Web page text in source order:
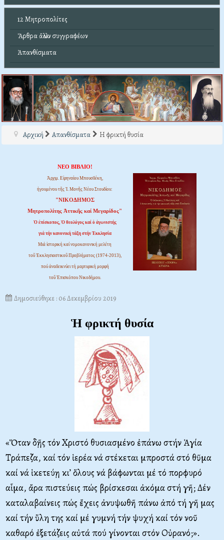
12 Μητροπολίτες
Ἄρθρα ἄλλων συγγραφέων
Ἀπανθίσματα
Αρχική Απανθίσματα Η φρικτή θυσία
ΝΕΟ ΒΙΒΛΙΟ!
Ἀρχιμ. Εἰρηναίου Μπουσδέκη,
ἡγουμένου τῆς Ἱ. Μονῆς Νέου Στουδίου:
"ΝΙΚΟΔΗΜΟΣ
Μητροπολίτης Ἀττικῆς καί Μεγαρίδος"
Ὁ ἐπίσκοπος, Ὁ θεολόγος καί ὁ ἀγωνιστής
γιά τήν κανονική τάξη στήν Ἐκκλησία
Μιά ἱστορική καί νομοκανονική μελέτη
τοῦ Ἐκκλησιαστικοῦ Προβλήματος (1974-2013),
πού ἀναδεικνύει τή μαρτυρική μορφή
τοῦ Ἐπισκόπου Νικοδήμου.
Δημοσιεύθηκε : 06 Δεκεμβρίου 2019
Ἡ φρικτή θυσία
«Ὅταν δῇς τόν Χριστό θυσιασμένο ἐπάνω στήν Ἁγία
Τράπεζα, καί τόν ἱερέα νά στέκεται μπροστά στό θῦμα
καί νά ἱκετεύῃ κι’ ὅλους νά βάφωνται μέ τό πορφυρό
αἷμα, ἄρα πιστεύεις πώς βρίσκεσαι ἀκόμα στή γῆ; Δέν
καταλαβαίνεις πώς ἔχεις ἀνυψωθῆ πάνω ἀπό τή γῆ μας
καί τήν ὕλη της καί μέ γυμνή τήν ψυχή καί τόν νοῦ
καθαρό ἐξετάζεις αὐτά πού γίνονται στόν Οὐρανό;».